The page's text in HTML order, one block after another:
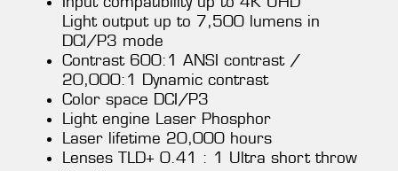
Light output up to 7,500 lumens in
DCI/P3 mode
Contrast 600:1 ANSI contrast /
20,000:1 Dynamic contrast
Color space DCI/P3
Light engine Laser Phosphor
Laser lifetime 20,000 hours
Lenses TLD+ 0.41 : 1 Ultra short throw